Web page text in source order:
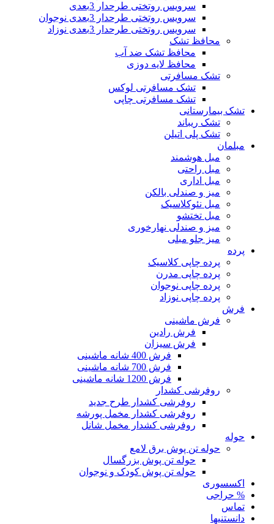
سرویس روتختی طرحدار 3بعدی
سرویس روتختی طرحدار 3بعدی نوجوان
سرویس روتختی طرحدار 3بعدی نوزاد
محافظ تشک
محافظ تشک ضد آب
محافظ لایه دوزی
تشک مسافرتی
تشک مسافرتی لوکس
تشک مسافرتی چاپی
تشک بیمارستانی
تشک ریباند
تشک پلی اتیلن
مبلمان
مبل هوشمند
مبل راحتی
مبل اداری
میز و صندلی بالکن
مبل نئوکلاسیک
مبل تختشو
میز و صندلی نهارخوری
میز جلو مبلی
پرده
پرده چاپی کلاسیک
پرده چاپی مدرن
پرده چاپی نوجوان
پرده چاپی نوزاد
فرش
فرش ماشینی
فرش رادین
فرش سیزان
فرش 400 شانه ماشینی
فرش 700 شانه ماشینی
فرش 1200 شانه ماشینی
روفرشی کشدار
روفرشی کشدار طرح جدید
روفرشی کشدار مخمل پورشه
روفرشی کشدار مخمل شانل
حوله
حوله تن پوش برق لامع
حوله تن پوش بزرگسال
حوله تن پوش کودک و نوجوان
اکسسوری
% حراجی
تماس
دانستنیها